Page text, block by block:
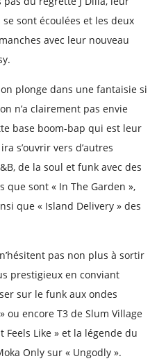
sont écoulées et les deux
avec leur nouveau
plonge dans une fantaisie si
n’a clairement pas envie
base boom-bap qui est leur
s’ouvrir vers d’autres
de la soul et funk avec des
sont « In The Garden »,
que « Island Delivery » des
pas non plus à sortir
prestigieux en conviant
sur le funk aux ondes
ou encore T3 de Slum Village
Feels Like » et la légende du
Only sur « Ungodly ».